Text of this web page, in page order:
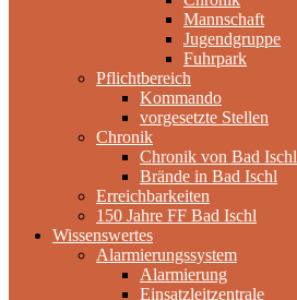
Mannschaft
Jugendgruppe
Fuhrpark
Pflichtbereich
Kommando
vorgesetzte Stellen
Chronik
Chronik von Bad Ischl
Brände in Bad Ischl
Erreichbarkeiten
150 Jahre FF Bad Ischl
Wissenswertes
Alarmierungssystem
Alarmierung
Einsatzleitzentrale